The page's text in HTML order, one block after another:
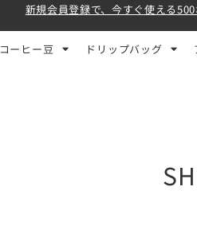
新規会員登録で、今すぐ使える
コーヒー豆 ドリップバッグ